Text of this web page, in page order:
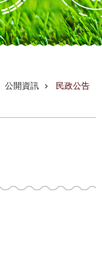
公開資訊 民政公告